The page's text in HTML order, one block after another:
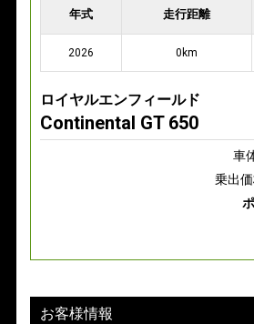
お客様情報
年式 走行距離
2026 0km
ロイヤルエンフィールド
Continental GT 650
車
乗出価